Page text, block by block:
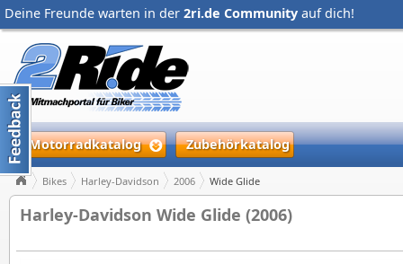
Deine Freunde warten in der 2ri.de Community auf dich!
Motorradkatalog Zubehörkatalog
Bikes Harley-Davidson 2006 Wide Glide
Harley-Davidson Wide Glide (2006)